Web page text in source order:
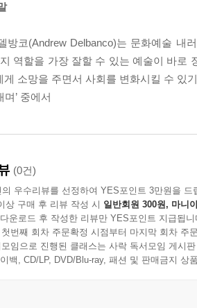
방코(Andrew Delbanco)는 문화예술 내
역할을 가장 잘할 수 있는 예술이 바로
게 소망을 주면서 사회를 변화시킬 수 있
며’ 중에서
(0건)
의 우수리뷰를 선정하여 YES포인트 3만원을 드
상 구매 후 리뷰 작성 시 일반회원 300원, 마니
운로드 후 작성한 리뷰만 YES포인트 지급됩니
번째 회차 주문확정 시점부터 마지막 회차 주
임으로 진행된 클래스는 사락 독서모임 게시
백, CD/LP, DVD/Blu-ray, 패션 및 판매금지 상